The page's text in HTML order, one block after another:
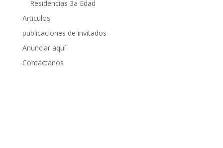
Residencias 3a Edad
Articulos
publicaciones de invitados
Anunciar aquí
Contáctanos